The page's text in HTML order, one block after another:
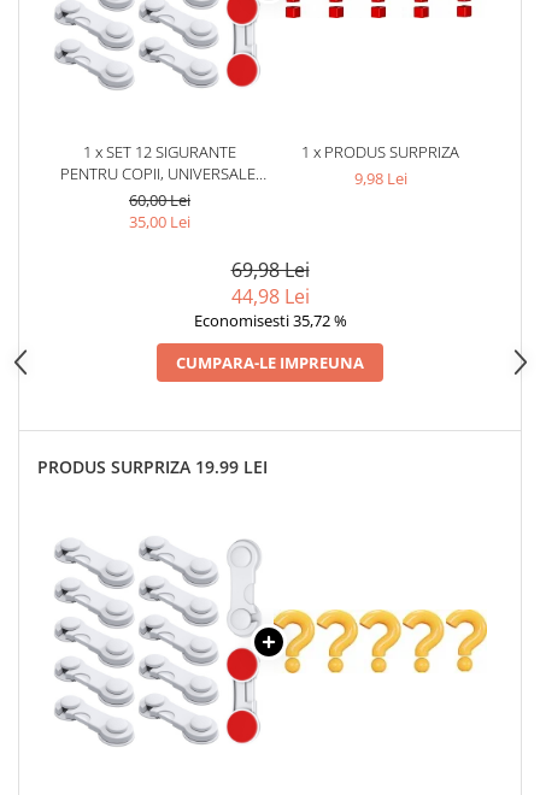
1 x SET 12 SIGURANTE
PENTRU COPII, UNIVERSALE,
PENTRU USI, SERTARE,
DULAPURI, PLASTIC, 9 CM,
60,00 Lei
35,00 Lei
1 x PRODUS SURPRIZA
9,98 Lei
69,98 Lei
44,98 Lei
Economisesti 35,72 %
CUMPARA-LE IMPREUNA
PRODUS SURPRIZA 19.99 LEI